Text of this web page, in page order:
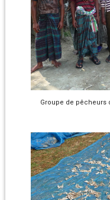
Groupe de pêcheurs